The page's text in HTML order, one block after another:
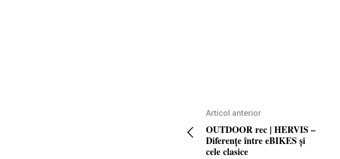
Articol anterior
OUTDOOR rec | HERVIS –
Diferențe între eBIKES și
cele clasice